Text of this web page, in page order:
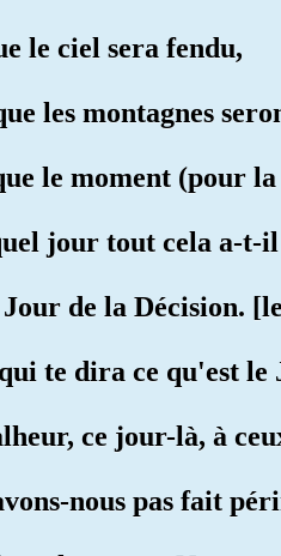
le ciel sera fendu,
les montagnes
le moment (pour
jour tout cela a-t-
de la Décision.
te dira ce qu'est le
ce jour-là, à
nous pas fait